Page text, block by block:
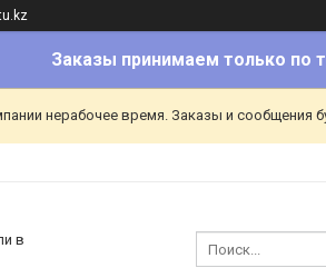
Заказы принимаем только по
нерабочее время. Заказы и сообщения
в